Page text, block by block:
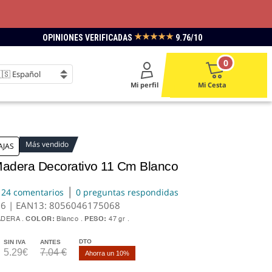
OPINIONES VERIFICADAS ★★★★★ 9.76/10
Mi perfil Mi Cesta
0
Más vendido
Decorativo 11 Cm Blanco
24 comentarios | 0 preguntas respondidas
| EAN13: 8056046175068
COLOR: Blanco PESO: 47 gr
SIN IVA
5.29€
ANTES
7.04 €
DTO
Ahorra un 10%